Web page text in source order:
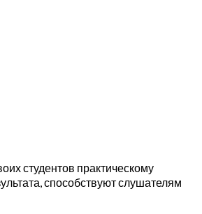
студентов практическому
способствуют слушателям